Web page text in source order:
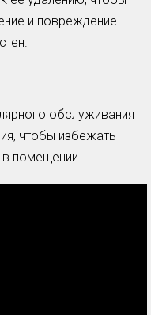
и повреждение
обслуживания
чтобы избежать
в помещении.